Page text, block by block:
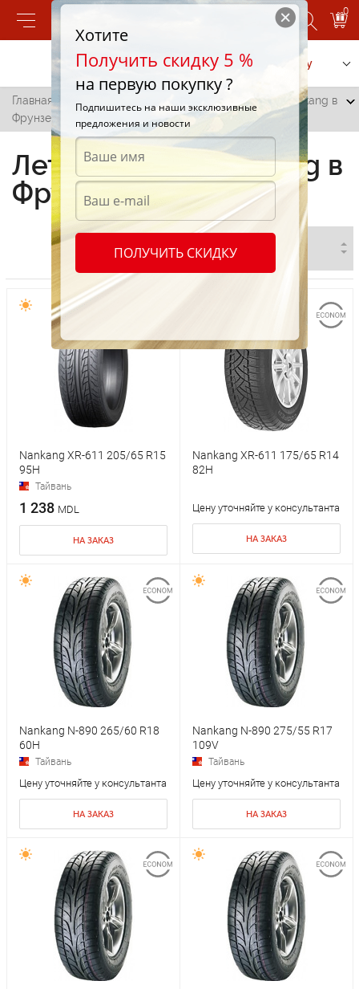
0
Позвонить Заказать услугу
Главная /
Летние шины Nankang в
Фрунзе
Летние шины Nankang в
Фрунзе
Nankang XR-611 205/65 R15
95H
Тайвань
1 238 MDL
НА ЗАКАЗ
Nankang XR-611 175/65 R14
82H
Цену уточняйте у консультанта
НА ЗАКАЗ
Nankang N-890 265/60 R18
60H
Тайвань
Цену уточняйте у консультанта
НА ЗАКАЗ
Nankang N-890 275/55 R17
109V
Тайвань
Цену уточняйте у консультанта
НА ЗАКАЗ
Хотите
Получить скидку 5 %
на первую покупку ?
Подпишитесь на наши эксклюзивные
предложения и новости
ПОЛУЧИТЬ СКИДКУ